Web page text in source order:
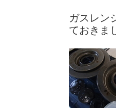
ガスレン
ておきま